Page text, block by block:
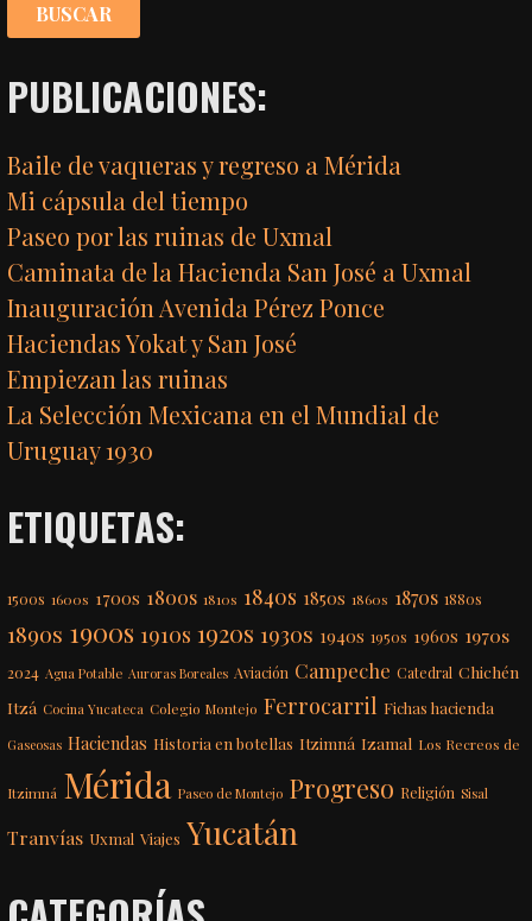
PUBLICACIONES:
Baile de vaqueras y regreso a Mérida
Mi cápsula del tiempo
Paseo por las ruinas de Uxmal
Caminata de la Hacienda San José a Uxmal
Inauguración Avenida Pérez Ponce
Haciendas Yokat y San José
Empiezan las ruinas
La Selección Mexicana en el Mundial de
Uruguay 1930
ETIQUETAS:
1500s 1600s 1700s 1800s 1810s 1840s 1850s 1860s 1870s 1880s
1890s 1900s 1910s 1920s 1930s 1940s 1950s 1960s 1970s
2024 Agua Potable Auroras Boreales Aviación Campeche Catedral Chichén
Itzá Cocina Yucateca Colegio Montejo Ferrocarril Fichas hacienda
Gaseosas Haciendas Historia en botellas Itzimná Izamal Los Recreos de
Itzimná Mérida Paseo de Montejo Progreso Religión Sisal
Tranvías Uxmal Viajes Yucatán